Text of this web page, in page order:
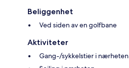
Beliggenhet
Ved siden av en golfbane
Aktiviteter
Gang-/sykkelstier i nærheten